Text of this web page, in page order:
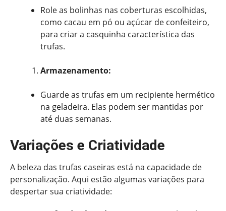
Role as bolinhas nas coberturas escolhidas,
como cacau em pó ou açúcar de confeiteiro,
para criar a casquinha característica das
trufas.
Armazenamento:
Guarde as trufas em um recipiente hermético
na geladeira. Elas podem ser mantidas por
até duas semanas.
Variações e Criatividade
A beleza das trufas caseiras está na capacidade de
personalização. Aqui estão algumas variações para
despertar sua criatividade: